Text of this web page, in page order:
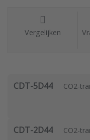
Vergelijken
CDT-5D44 CO2-
CDT-2D44 CO2-